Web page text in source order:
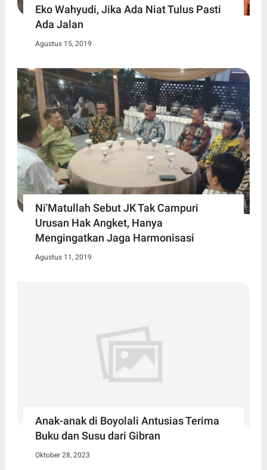
Eko Wahyudi, Jika Ada Niat Tulus Pasti
Ada Jalan
Agustus 15, 2019
Ni'Matullah Sebut JK Tak Campuri
Urusan Hak Angket, Hanya
Mengingatkan Jaga Harmonisasi
Agustus 11, 2019
Anak-anak di Boyolali Antusias Terima
Buku dan Susu dari Gibran
Oktober 28, 2023